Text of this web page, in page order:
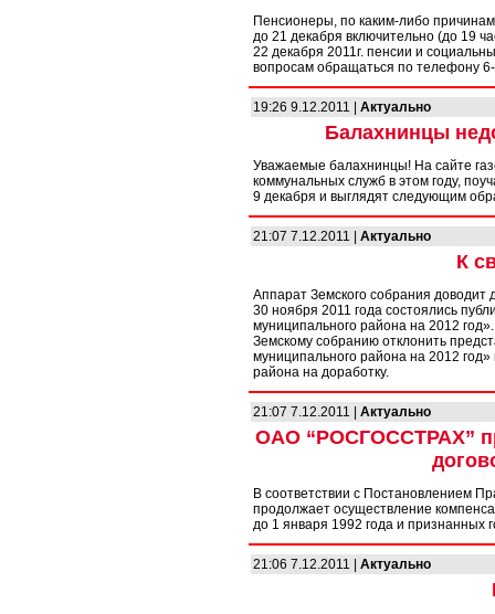
Пенсионеры, по каким-либо
до 21 декабря включительно (до 19
22 декабря 2011г. пенсии и
вопросам обращаться по телефону
19:26 9.12.2011 | Актуально
Балахнинцы
Уважаемые балахнинцы! На сайте
коммунальных служб в этом году,
9 декабря и выглядят следующим
21:07 7.12.2011 | Актуально
К
Аппарат Земского собрания доводит
30 ноября 2011 года состоялись
муниципального района на 2012
Земскому собранию отклонить
муниципального района на 2012
района на доработку.
21:07 7.12.2011 | Актуально
ОАО “РОСГОССТРАХ”
В соответствии с Постановлением
продолжает осуществление
до 1 января 1992 года и признанных
21:06 7.12.2011 | Актуально